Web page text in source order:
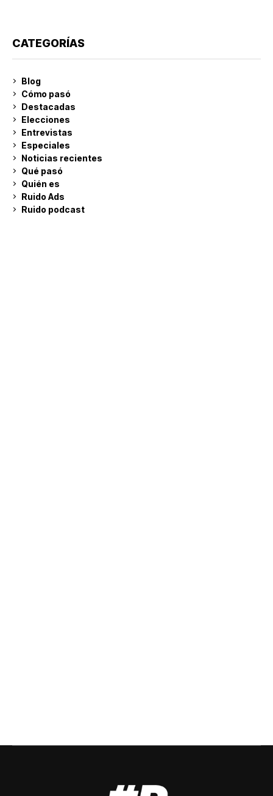
CATEGORÍAS
Blog
Cómo pasó
Destacadas
Elecciones
Entrevistas
Especiales
Noticias recientes
Qué pasó
Quién es
Ruido Ads
Ruido podcast